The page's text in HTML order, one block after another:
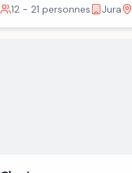
12 - 21 personnes
Jura